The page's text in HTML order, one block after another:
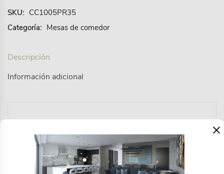
SKU: CC1005PR35
Categoría: Mesas de comedor
Descripción
Información adicional
años 20, hecha a mano de azules de colores, creando
un mosaico de juegos geométricos. Una pieza facil de
encajar con diferentes estilos.
×